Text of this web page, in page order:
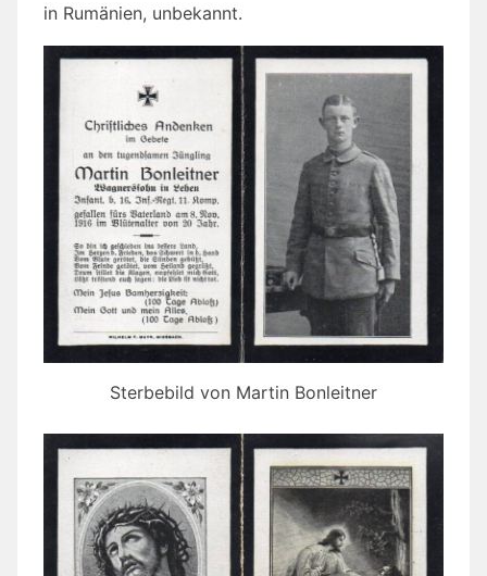
in Rumänien, unbekannt.
Sterbebild von Martin Bonleitner